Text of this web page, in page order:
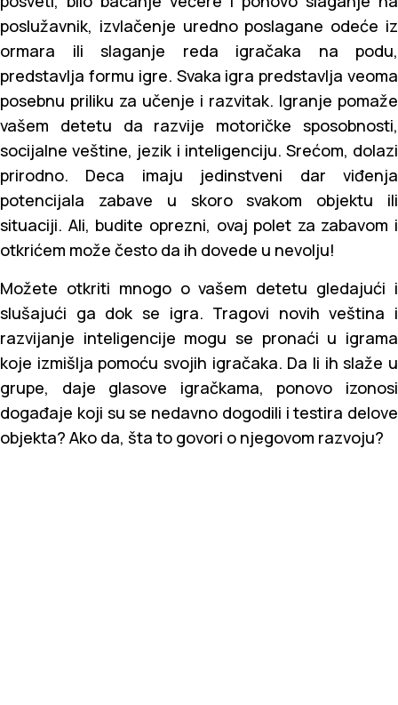
poslužavnik, izvlačenje uredno poslagane odeće iz
ormara ili slaganje reda igračaka na podu,
predstavlja formu igre. Svaka igra predstavlja veoma
posebnu priliku za učenje i razvitak. Igranje pomaže
vašem detetu da razvije motoričke sposobnosti,
socijalne veštine, jezik i inteligenciju. Srećom, dolazi
prirodno. Deca imaju jedinstveni dar viđenja
potencijala zabave u skoro svakom objektu ili
situaciji. Ali, budite oprezni, ovaj polet za zabavom i
otkrićem može često da ih dovede u nevolju!
Možete otkriti mnogo o vašem detetu gledajući i
slušajući ga dok se igra. Tragovi novih veština i
razvijanje inteligencije mogu se pronaći u igrama
koje izmišlja pomoću svojih igračaka. Da li ih slaže u
grupe, daje glasove igračkama, ponovo izonosi
događaje koji su se nedavno dogodili i testira delove
objekta? Ako da, šta to govori o njegovom razvoju?